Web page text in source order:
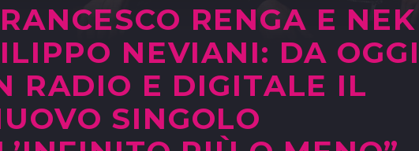
RENGA E NEK
NEVIANI: DA OGGI
RADIO E DIGITALE IL
SINGOLO